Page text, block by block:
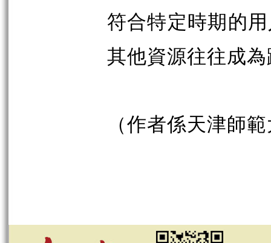
符合特定時期的
其他資源往往成
（作者係天津師